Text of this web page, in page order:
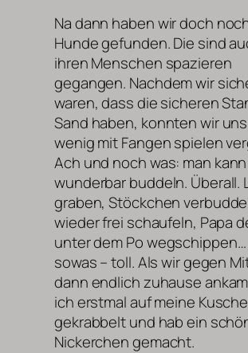
Na dann haben wir doch
Hunde gefunden. Die sind
ihren Menschen spazieren
gegangen. Nachdem wir
waren, dass die sicheren
Sand haben, konnten wir
wenig mit Fangen spielen
Ach und noch was: man
wunderbar buddeln. Überall.
graben, Stöckchen
wieder frei schaufeln, Papa
unter dem Po wegschippen…
sowas – toll. Als wir gegen
dann endlich zuhause
ich erstmal auf meine
gekrabbelt und hab ein
Nickerchen gemacht.